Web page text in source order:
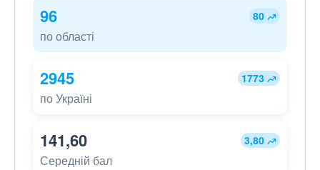
96 80
по області
2945 1773
по Україні
141,60 3,80
Середній бал